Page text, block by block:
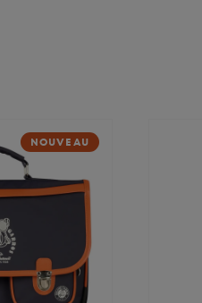
NOUVEAU